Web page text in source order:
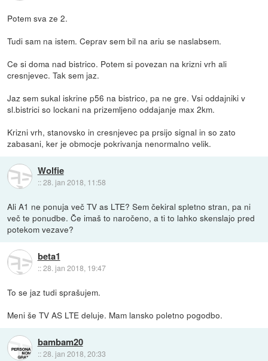
Potem sva ze 2.
Tudi sam na istem. Ceprav sem bil na ariu se naslabsem.
Ce si doma nad bistrico. Potem si povezan na krizni vrh ali
cresnjevec. Tak sem jaz.
Jaz sem sukal iskrine p56 na bistrico, pa ne gre. Vsi oddajniki v
sl.bistrici so lockani na prizemljeno oddajanje max 2km.
Krizni vrh, stanovsko in cresnjevec pa prsijo signal in so zato
zabasani, ker je obmocje pokrivanja nenormalno velik.
Wolfie
::28. jan 2018, 11:58
Ali A1 ne ponuja več TV as LTE? Sem čekiral spletno stran, pa ni
več te ponudbe. Če imaš to naročeno, a ti to lahko skenslajo pred
potekom vezave?
beta1
::28. jan 2018, 19:47
To se jaz tudi sprašujem.
Meni še TV AS LTE deluje. Mam lansko poletno pogodbo.
bambam20
::28. jan 2018, 20:33